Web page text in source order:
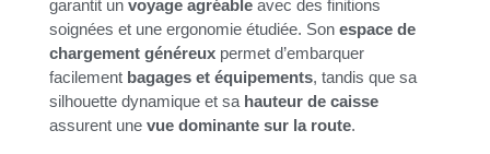
garantit un voyage agréable avec des finitions
soignées et une ergonomie étudiée. Son espace de
chargement généreux permet d’embarquer
facilement bagages et équipements, tandis que sa
silhouette dynamique et sa hauteur de caisse
assurent une vue dominante sur la route.